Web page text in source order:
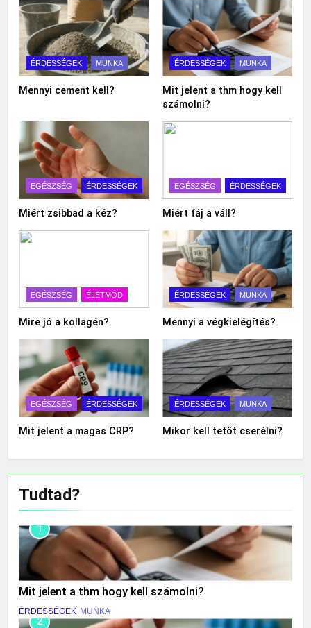
ÉRDESSÉGEK MUNKA
Mennyi cement kell?
ÉRDESSÉGEK MUNKA
Mit jelent a thm hogy kell
számolni?
EGÉSZSÉG ÉRDESSÉGEK
Miért zsibbad a kéz?
EGÉSZSÉG ÉRDESSÉGEK
Miért fáj a váll?
EGÉSZSÉG ÉLETMÓD
Mire jó a kollagén?
ÉRDESSÉGEK MUNKA
Mennyi a végkielégítés?
EGÉSZSÉG ÉRDESSÉGEK
Mit jelent a magas CRP?
ÉRDESSÉGEK MUNKA
Mikor kell tetőt cserélni?
Tudtad?
1
Mit jelent a thm hogy kell számolni?
ÉRDESSÉGEK MUNKA
2